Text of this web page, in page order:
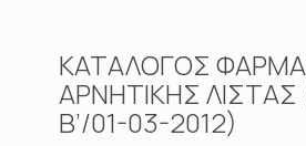
ΚΑΤΑΛΟΓΟΣ
ΑΡΝΗΤΙΚΗΣ
Β’/01-03-2012)